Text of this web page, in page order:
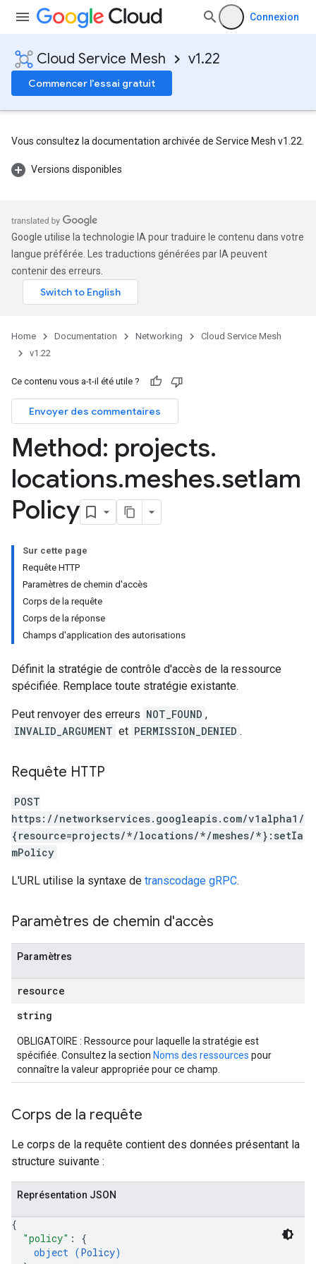
Connexion
Cloud Service Mesh v1.22
Commencer l'essai gratuit
Vous consultez la documentation archivée de Service Mesh v1.22.
Versions disponibles
Google utilise la technologie IA pour traduire le contenu dans votre
langue préférée. Les traductions générées par IA peuvent
contenir des erreurs.
Home Documentation Networking
Cloud Service Mesh
v1.22
Ce contenu vous a-t-il été utile ?
Envoyer des commentaires
Method: projects.
locations.meshes.setIam
Policy
Sur cette page
Requête HTTP
Paramètres de chemin d'accès
Corps de la requête
Corps de la réponse
Champs d'application des autorisations
Définit la stratégie de contrôle d'accès de la ressource
spécifiée. Remplace toute stratégie existante.
Peut renvoyer des erreurs NOT_FOUND ,
INVALID_ARGUMENT et PERMISSION_DENIED .
Requête HTTP
POST
https://networkservices.googleapis.com/v1alpha1/
{resource=projects/*/locations/*/meshes/*}:setIa
mPolicy
L'URL utilise la syntaxe de transcodage gRPC.
Paramètres de chemin d'accès
Paramètres
resource
string
OBLIGATOIRE : Ressource pour laquelle la stratégie est
spécifiée. Consultez la section Noms des ressources pour
connaître la valeur appropriée pour ce champ.
Corps de la requête
Le corps de la requête contient des données présentant la
structure suivante :
Représentation JSON
{
"policy" : {
object (Policy)